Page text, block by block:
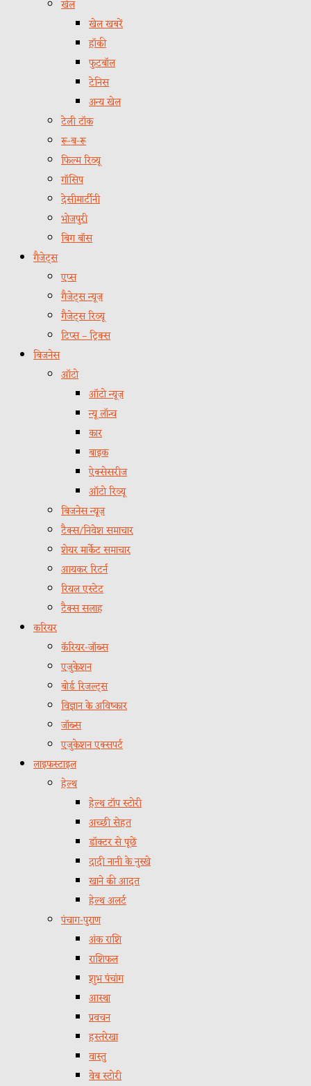
खेल
खेल खबरें
हॉकी
फुटबॉल
टेनिस
अन्य खेल
टेली टॉक
रू-ब-रू
फिल्म रिव्यू
गॉसिप
देसीमार्टीनी
भोजपुरी
बिग बॉस
गैजेट्स
एप्स
गैजेट्स न्यूज़
गैजेट्स रिव्यू
टिप्स – ट्रिक्स
बिजनेस
ऑटो
ऑटो न्यूज़
न्यू लॉन्च
कार
बाइक
ऐक्सेसरीज
ऑटो रिव्यू
बिजनेस न्यूज़
टैक्स/निवेश समाचार
शेयर मार्केट समाचार
आयकर रिटर्न
रियल एस्टेट
टैक्स सलाह
करियर
कॅरियर-जॉब्स
एजुकेशन
बोर्ड रिजल्ट्स
विज्ञान के अविष्कार
जॉब्स
एजुकेशन एक्सपर्ट
लाइफस्टाइल
हेल्थ
हेल्थ टॉप स्टोरी
अच्छी सेहत
डॉक्टर से पूछें
दादी नानी के नुस्खे
खाने की आदत
हेल्थ अलर्ट
पंचाग-पुराण
अंक राशि
राशिफल
शुभ पंचांग
आस्था
प्रवचन
हस्तरेखा
वास्तु
वेब स्टोरी